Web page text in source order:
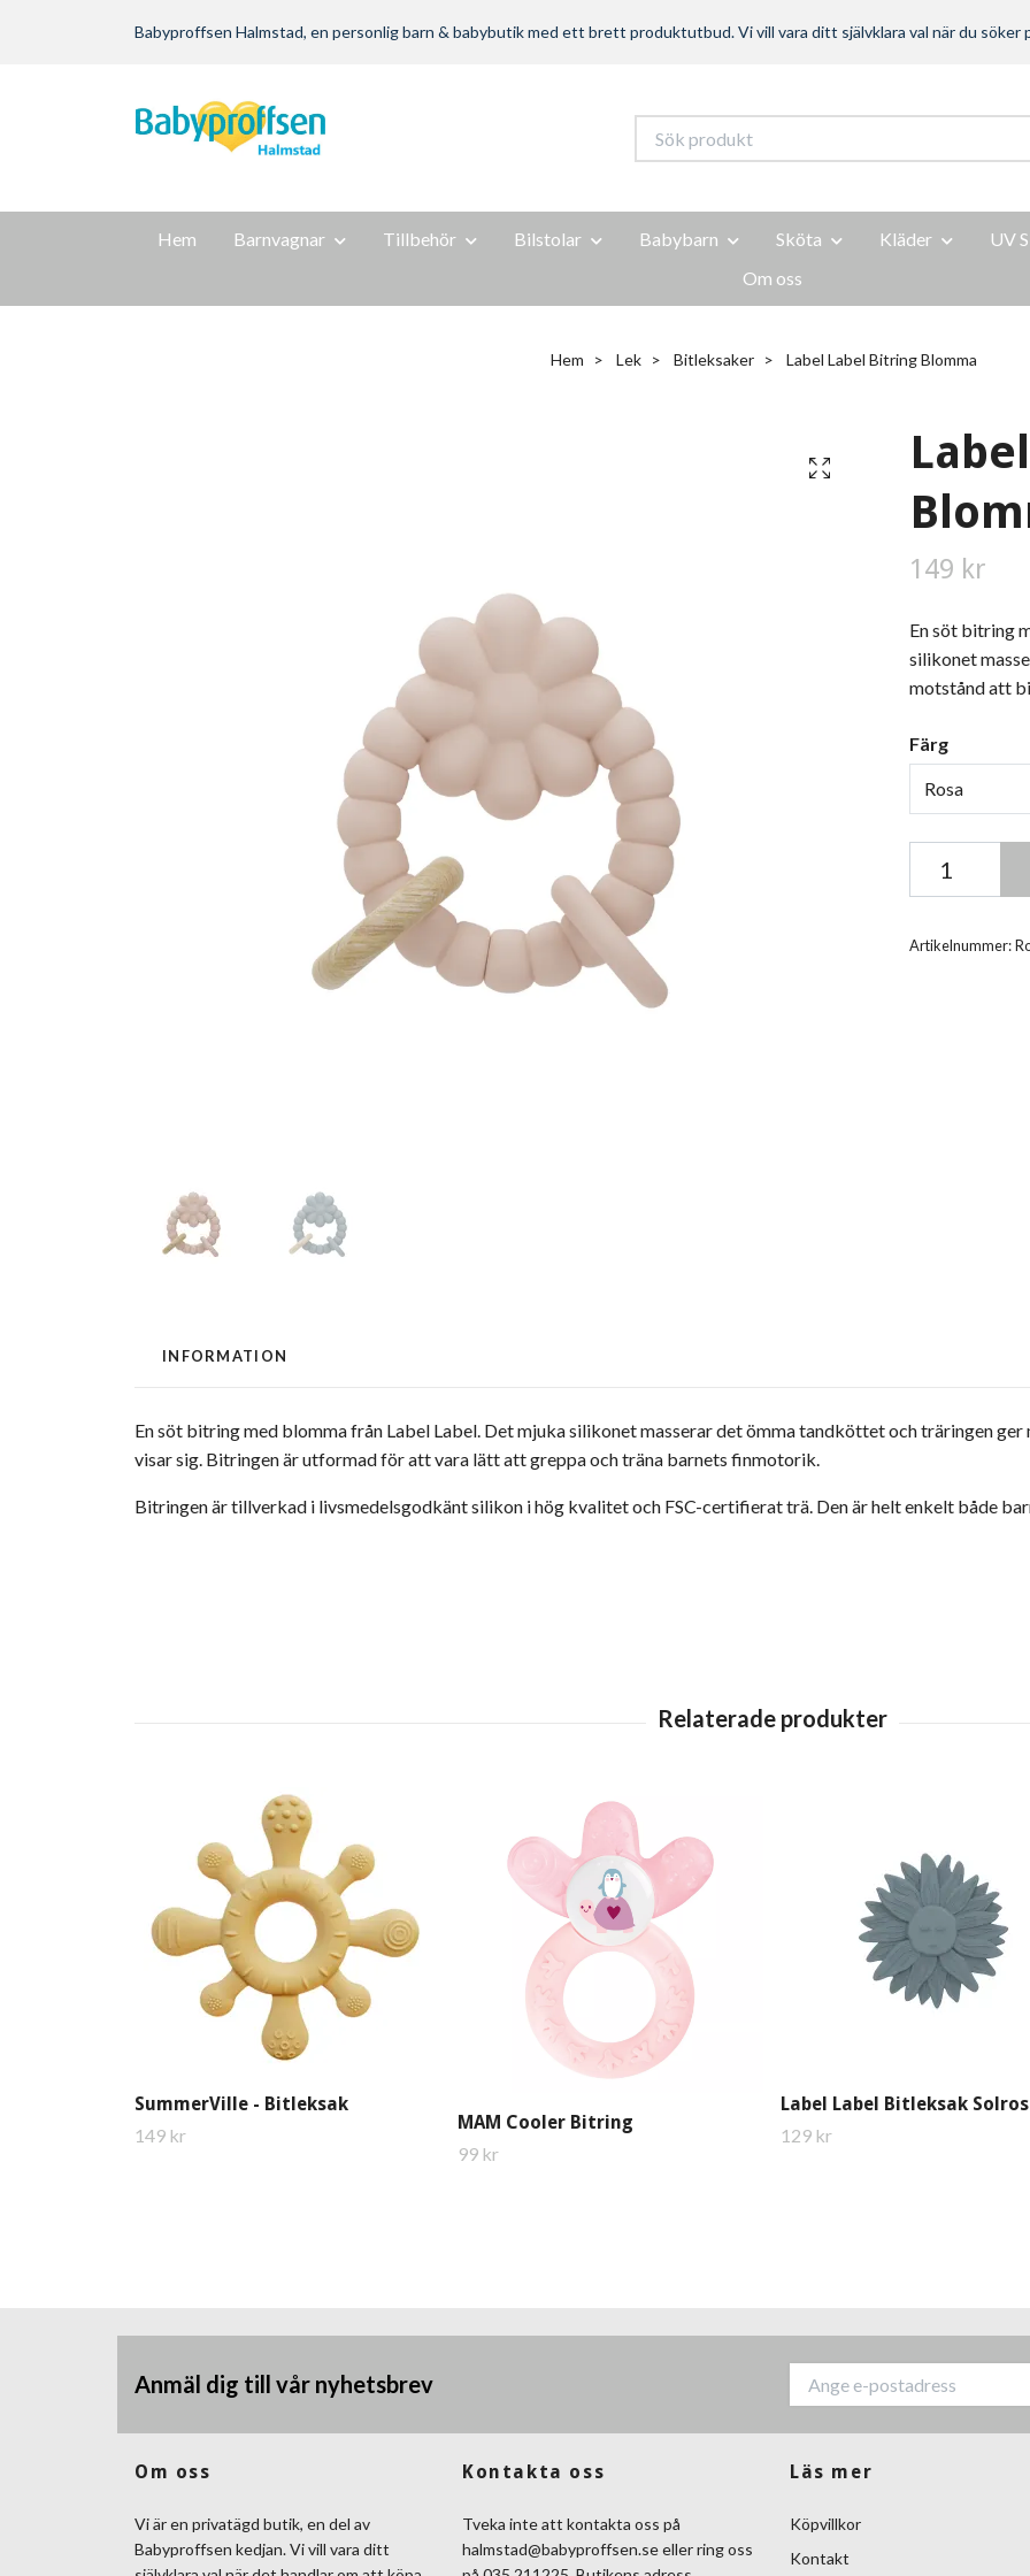
Babyproffsen Halmstad, en personlig barn & babybutik med ett brett produktutbud. Vi vill vara ditt självklara val när du söker
Hem Barnvagnar Tillbehör Bilstolar Babybarn Sköta Kläder UV
Om oss
Hem Lek Bitleksaker Label Label Bitring Blomma
149 kr
En söt bitring
silikonet
motstånd att
Färg
Rosa
Artikelnummer:
INFORMATION
En söt bitring med blomma från Label Label. Det mjuka silikonet masserar det ömma tandköttet och träringen
visar sig. Bitringen är utformad för att vara lätt att greppa och träna barnets finmotorik.
Bitringen är tillverkad i livsmedelsgodkänt silikon i hög kvalitet och FSC-certifierat trä. Den är helt enkelt både
SummerVille - Bitleksak
149 kr
MAM Cooler Bitring
99 kr
Label Label Bitleksak Solros
129 kr
Anmäl dig till vår nyhetsbrev
Om oss
Vi är en privatägd butik, en del av
Babyproffsen kedjan. Vi vill vara ditt
Kontakta oss
Tveka inte att kontakta oss på
halmstad@babyproffsen.seeller ring oss
Läs mer
Köpvillkor
Kontakt